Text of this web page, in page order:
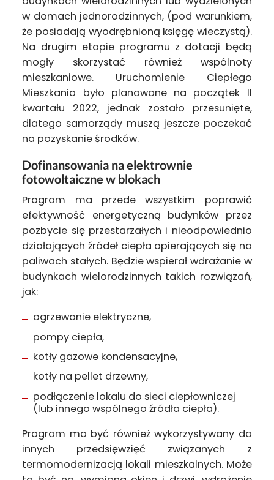
w domach jednorodzinnych, (pod warunkiem,
że posiadają wyodrębnioną księgę wieczystą).
Na drugim etapie programu z dotacji będą
mogły skorzystać również wspólnoty
mieszkaniowe. Uruchomienie Ciepłego
Mieszkania było planowane na początek II
kwartału 2022, jednak zostało przesunięte,
dlatego samorządy muszą jeszcze poczekać
na pozyskanie środków.
Dofinansowania na elektrownie
fotowoltaiczne w blokach
Program ma przede wszystkim poprawić
efektywność energetyczną budynków przez
pozbycie się przestarzałych i nieodpowiednio
działających źródeł ciepła opierających się na
paliwach stałych. Będzie wspierał wdrażanie w
budynkach wielorodzinnych takich rozwiązań,
jak:
ogrzewanie elektryczne,
pompy ciepła,
kotły gazowe kondensacyjne,
kotły na pellet drzewny,
podłączenie lokalu do sieci ciepłowniczej
(lub innego wspólnego źródła ciepła).
Program ma być również wykorzystywany do
innych przedsięwzięć związanych z
termomodernizacją lokali mieszkalnych. Może